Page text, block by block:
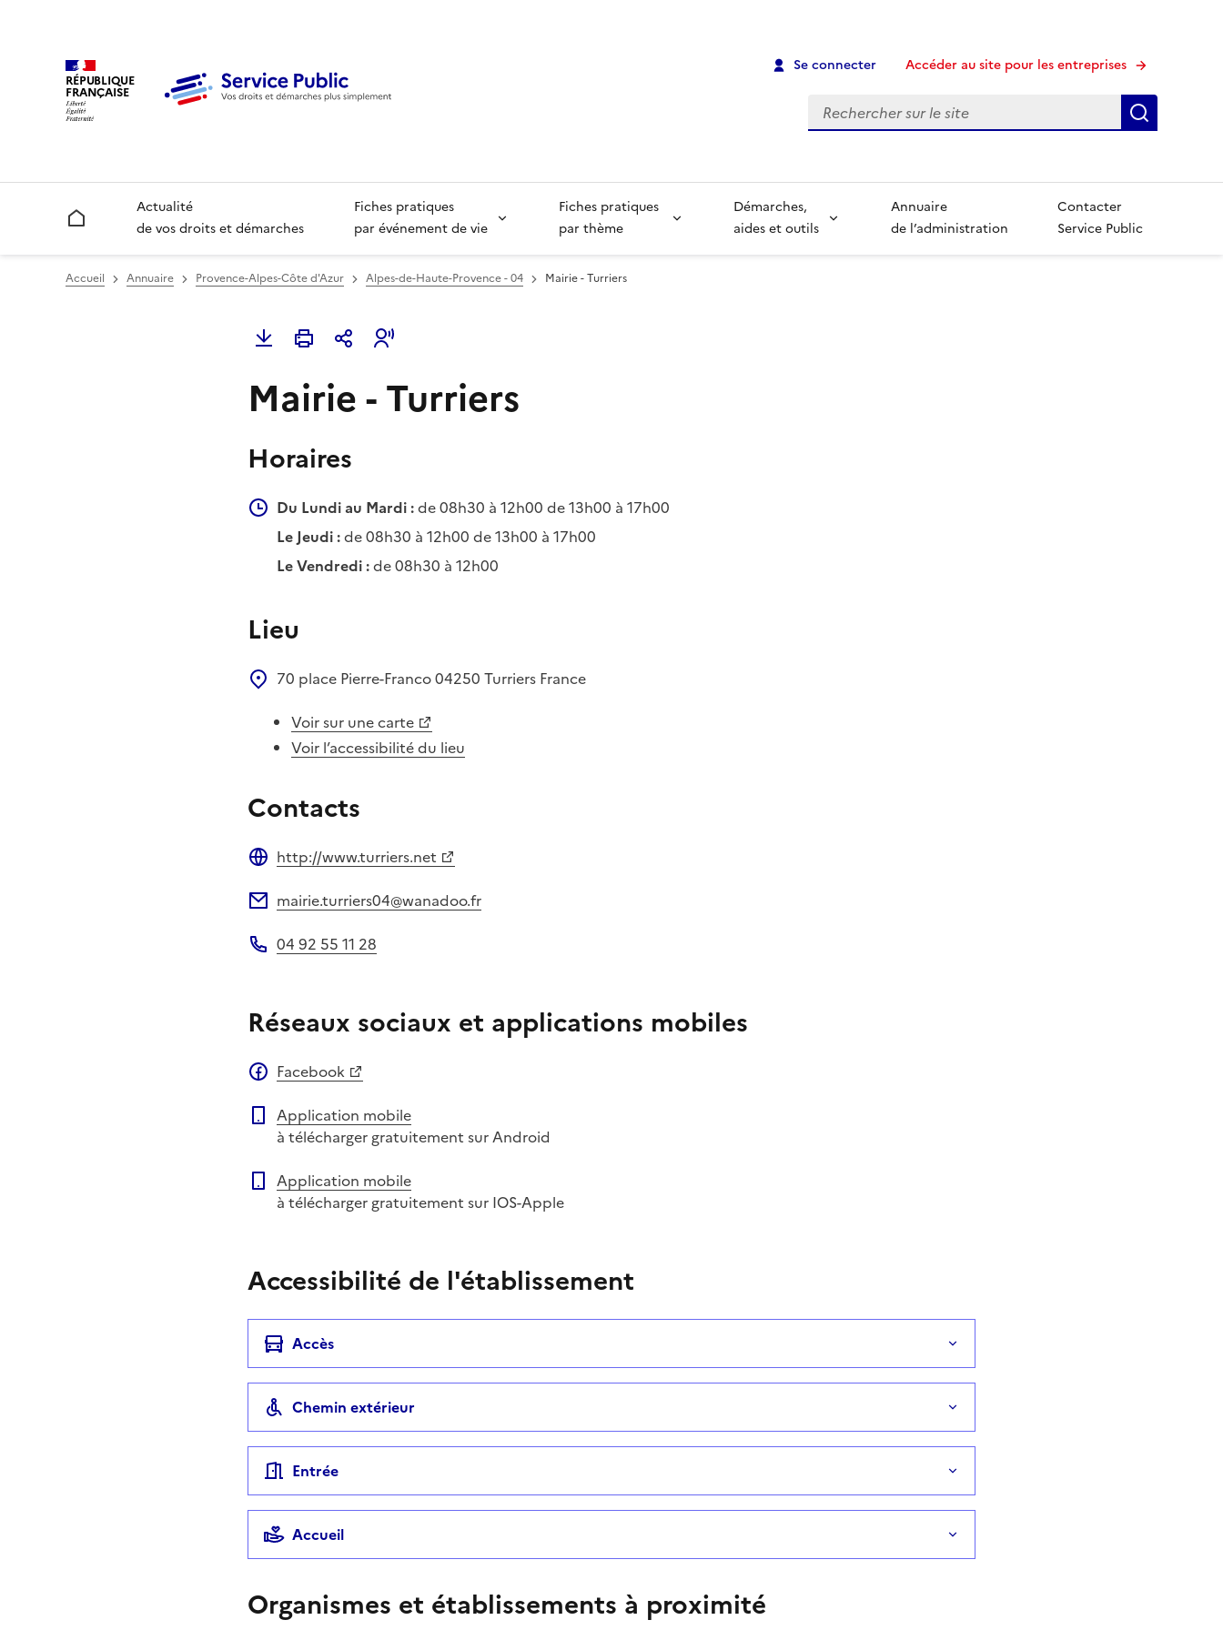
RÉPUBLIQUE
FRANÇAISE
Se connecter Accéder au site pour les entreprises
Recherche
Accueil
Actualité
de vos droits et démarches
Fiches pratiques
par événement de vie
Fiches pratiques
par thème
Démarches,
aides et outils
Annuaire
de l’administration
Contacter
Service Public
Accueil Annuaire Provence-Alpes-Côte d'Azur Alpes-de-Haute-Provence - 04 Mairie - Turriers
Mairie - Turriers
Horaires
Du Lundi au Mardi :de 08h30 à 12h00 de 13h00 à 17h00
Le Jeudi :de 08h30 à 12h00 de 13h00 à 17h00
Le Vendredi :de 08h30 à 12h00
Lieu
70 place Pierre-Franco04250 Turriers France
Voir sur une carte
Voir l’accessibilité du lieu
Contacts
http://www.turriers.net
mairie.turriers04@wanadoo.fr
04 92 55 11 28
Réseaux sociaux et applications mobiles
Facebook
Application mobile
à télécharger gratuitement sur Android
Application mobile
à télécharger gratuitement sur IOS-Apple
Accessibilité de l'établissement
Accès
Chemin extérieur
Entrée
Accueil
Organismes et établissements à proximité